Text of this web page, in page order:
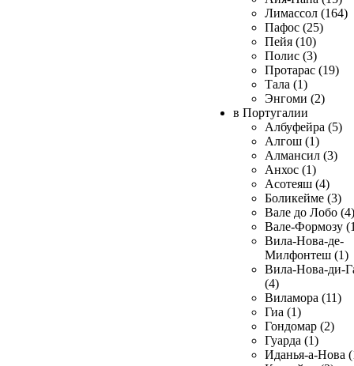
Лимассол (164)
Пафос (25)
Пейя (10)
Полис (3)
Протарас (19)
Тала (1)
Энгоми (2)
в Португалии
Албуфейра (5)
Алгош (1)
Алмансил (3)
Анхос (1)
Асотеяш (4)
Боликейме (3)
Вале до Лобо (4)
Вале-Формозу
Вила-Нова-де-
Милфонтеш (1)
Вила-Нова-ди-
(4)
Виламора (11)
Гиа (1)
Гондомар (2)
Гуарда (1)
Иданья-а-Нова